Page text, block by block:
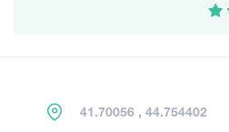
41.70056 , 44.754402